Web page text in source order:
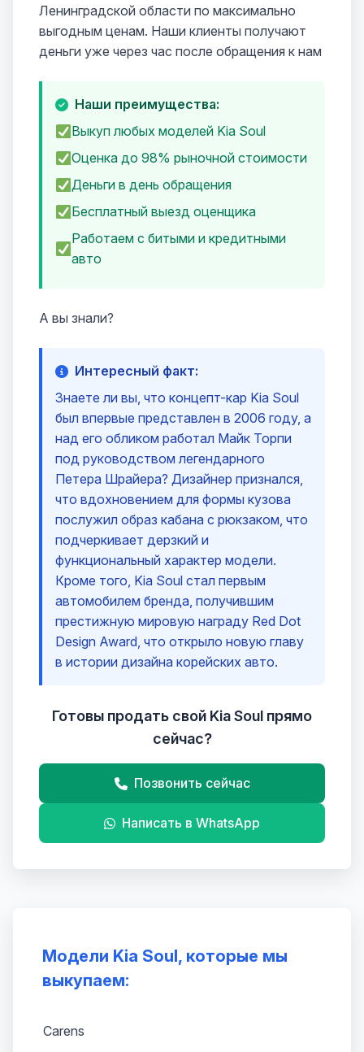
Модели Kia Soul, которые мы
выкупаем:
Carens
Ленинградской области по максимально
выгодным ценам. Наши клиенты получают
деньги уже через час после обращения к нам
Наши преимущества:
Выкуп любых моделей Kia Soul
Оценка до 98% рыночной стоимости
Деньги в день обращения
Бесплатный выезд оценщика
Работаем с битыми и кредитными
авто
А вы знали?
Интересный факт:
Знаете ли вы, что концепт-кар Kia Soul
был впервые представлен в 2006 году, а
над его обликом работал Майк Торпи
под руководством легендарного
Петера Шрайера? Дизайнер признался,
что вдохновением для формы кузова
послужил образ кабана с рюкзаком, что
подчеркивает дерзкий и
функциональный характер модели.
Кроме того, Kia Soul стал первым
автомобилем бренда, получившим
престижную мировую награду Red Dot
Design Award, что открыло новую главу
в истории дизайна корейских авто.
Готовы продать свой Kia Soul прямо
сейчас?
Позвонить сейчас
Написать в WhatsApp